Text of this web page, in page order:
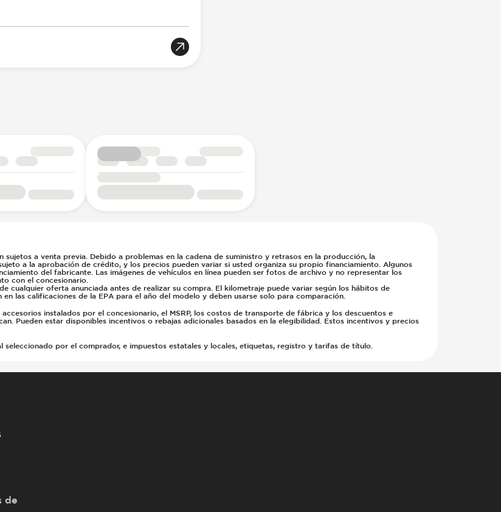
a venta previa. Debido a problemas en la cadena de suministro y retrasos en la producción, la
a la aprobación de crédito, y los precios pueden variar si usted organiza su propio financiamiento. Algunos
del fabricante. Las imágenes de vehículos en línea pueden ser fotos de archivo y no representar los
con el concesionario.
cualquier oferta anunciada antes de realizar su compra. El kilometraje puede variar según los hábitos de
las calificaciones de la EPA para el año del modelo y deben usarse solo para comparación.
instalados por el concesionario, el MSRP, los costos de transporte de fábrica y los descuentos e
Pueden estar disponibles incentivos o rebajas adicionales basados en la elegibilidad. Estos incentivos y precios
seleccionado por el comprador, e impuestos estatales y locales, etiquetas, registro y tarifas de título.
de